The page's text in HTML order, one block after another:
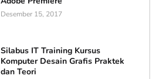
Desember 15, 2017
Silabus IT Training Kursus
Komputer Desain Grafis Praktek
dan Teori